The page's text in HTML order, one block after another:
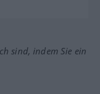
sind, indem Sie ein